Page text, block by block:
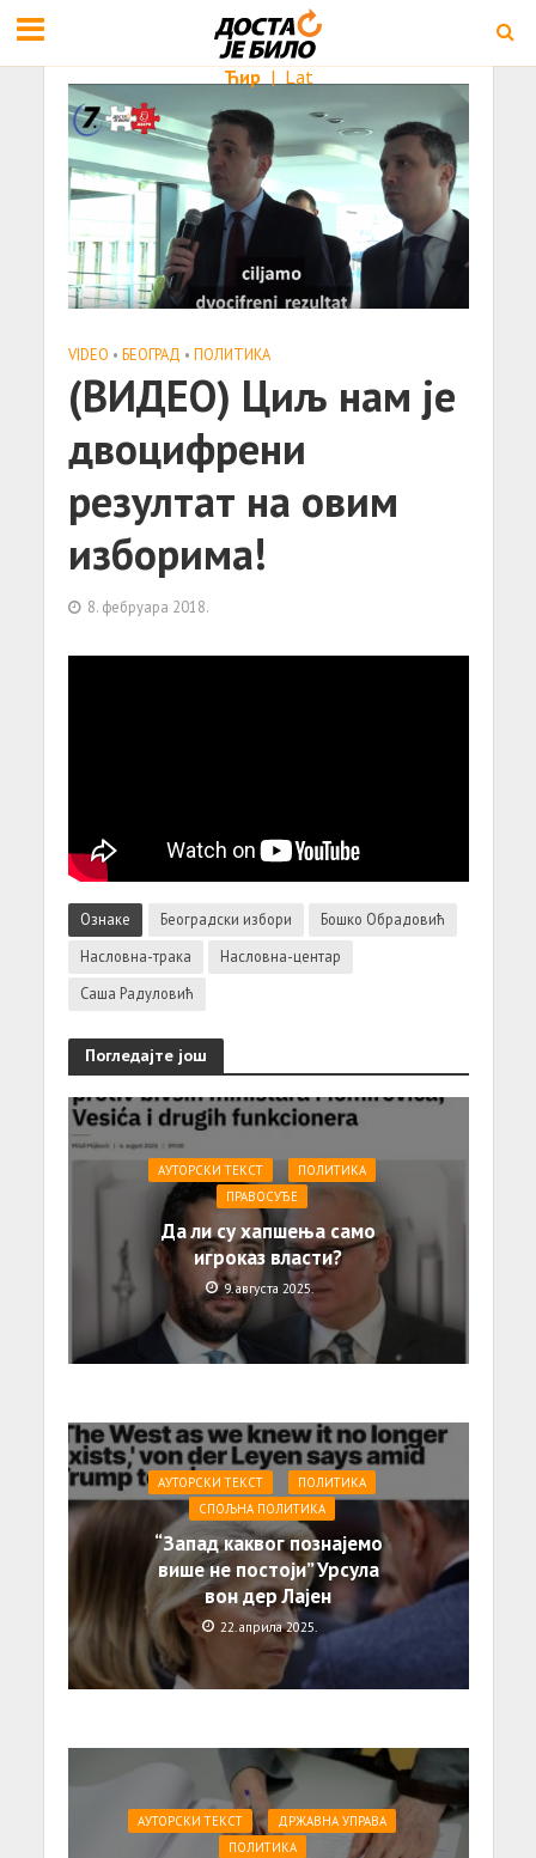
Ћир | Lat
VIDEO • БЕОГРАД • ПОЛИТИКА
(ВИДЕО) Циљ нам је
двоцифрени
резултат на овим
изборима!
8. фебруара 2018.
Ознаке Београдски избори
Бошко Обрадовић
Насловна-трака
Насловна-центар
Саша Радуловић
Погледајте још
АУТОРСКИ ТЕКСТ
ПОЛИТИКА
ПРАВОСУЂЕ
Да ли су хапшења само
игроказ власти?
9. августа 2025.
АУТОРСКИ ТЕКСТ
ПОЛИТИКА
СПОЉНА ПОЛИТИКА
“Запад каквог познајемо
више не постоји” Урсула
вон дер Лајен
22. априла 2025.
АУТОРСКИ ТЕКСТ
ДРЖАВНА УПРАВА
ПОЛИТИКА